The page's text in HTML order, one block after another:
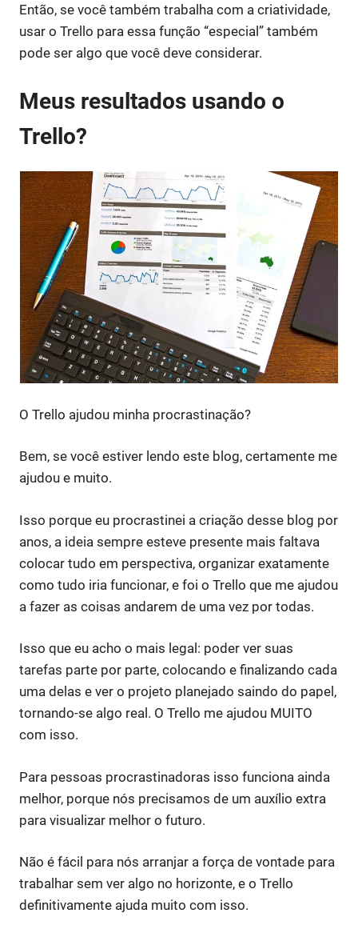
Então, se você também trabalha com a criatividade,
usar o Trello para essa função “especial” também
pode ser algo que você deve considerar.
Meus resultados usando o
Trello?
O Trello ajudou minha procrastinação?
Bem, se você estiver lendo este blog, certamente me
ajudou e muito.
Isso porque eu procrastinei a criação desse blog por
anos, a ideia sempre esteve presente mais faltava
colocar tudo em perspectiva, organizar exatamente
como tudo iria funcionar, e foi o Trello que me ajudou
a fazer as coisas andarem de uma vez por todas.
Isso que eu acho o mais legal: poder ver suas
tarefas parte por parte, colocando e finalizando cada
uma delas e ver o projeto planejado saindo do papel,
tornando-se algo real. O Trello me ajudou MUITO
com isso.
Para pessoas procrastinadoras isso funciona ainda
melhor, porque nós precisamos de um auxílio extra
para visualizar melhor o futuro.
Não é fácil para nós arranjar a força de vontade para
trabalhar sem ver algo no horizonte, e o Trello
definitivamente ajuda muito com isso.